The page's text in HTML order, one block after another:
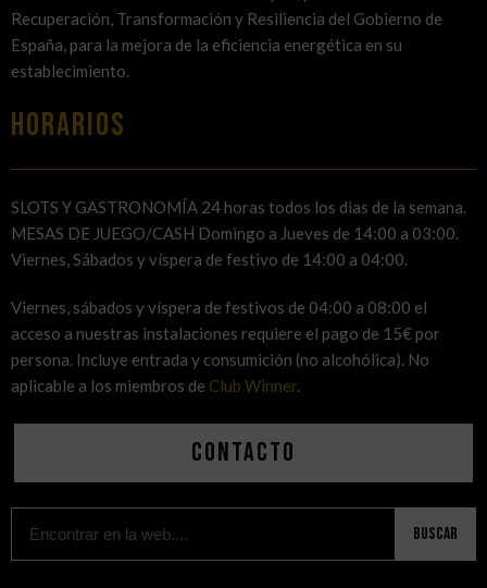
Recuperación, Transformación y Resiliencia del Gobierno de
España, para la mejora de la eficiencia energética en su
establecimiento.
HORARIOS
SLOTS Y GASTRONOMÍA 24 horas todos los dias de la semana.
MESAS DE JUEGO/CASH Domingo a Jueves de 14:00 a 03:00.
Viernes, Sábados y víspera de festivo de 14:00 a 04:00.
Viernes, sábados y víspera de festivos de 04:00 a 08:00 el
acceso a nuestras instalaciones requiere el pago de 15€ por
persona. Incluye entrada y consumición (no alcohólica). No
aplicable a los miembros de Club Winner.
Contacto
Buscar